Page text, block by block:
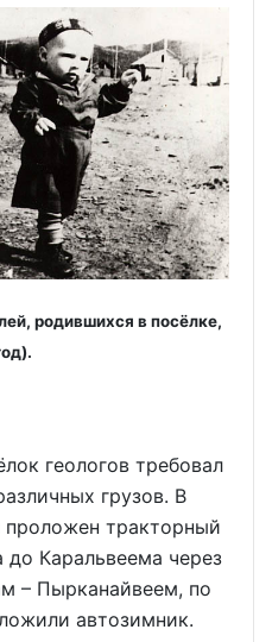
родившихся в посёлке,
геологов требовал
грузов. В
тракторный
Каральвеема через
– Пырканайвеем, по
автозимник.